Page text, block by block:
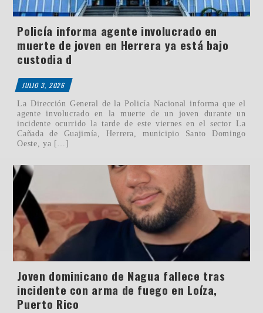
Policía informa agente involucrado en
muerte de joven en Herrera ya está bajo
custodia d
JULIO 3, 2026
La Dirección General de la Policía Nacional informa que el
agente involucrado en la muerte de un joven durante un
incidente ocurrido la tarde de este viernes en el sector La
Cañada de Guajimía, Herrera, municipio Santo Domingo
Oeste, ya […]
Joven dominicano de Nagua fallece tras
incidente con arma de fuego en Loíza,
Puerto Rico